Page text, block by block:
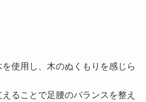
使用し、木のぬくもりを感じら
ることで足腰のバランスを整え